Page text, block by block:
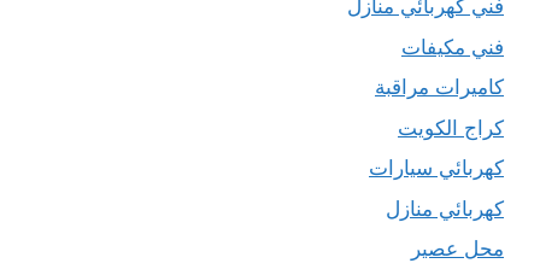
فني كهربائي منازل
فني مكيفات
كاميرات مراقبة
كراج الكويت
كهربائي سيارات
كهربائي منازل
محل عصير